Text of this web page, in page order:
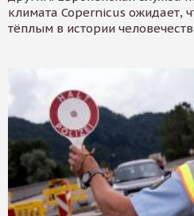
климата Copernicus ожидает,
тёплым в истории